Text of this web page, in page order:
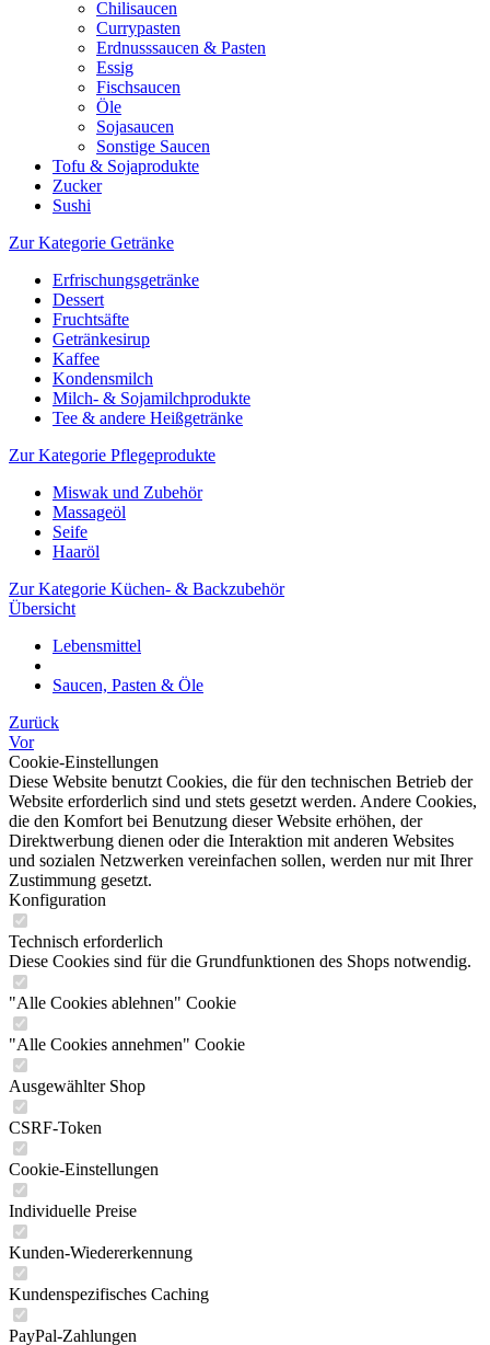
Chilisaucen
Currypasten
Erdnusssaucen & Pasten
Essig
Fischsaucen
Öle
Sojasaucen
Sonstige Saucen
Tofu & Sojaprodukte
Zucker
Sushi
Zur Kategorie Getränke
Erfrischungsgetränke
Dessert
Fruchtsäfte
Getränkesirup
Kaffee
Kondensmilch
Milch- & Sojamilchprodukte
Tee & andere Heißgetränke
Zur Kategorie Pflegeprodukte
Miswak und Zubehör
Massageöl
Seife
Haaröl
Zur Kategorie Küchen- & Backzubehör
Übersicht
Lebensmittel
Saucen, Pasten & Öle
Zurück
Vor
Cookie-Einstellungen
Diese Website benutzt Cookies, die für den technischen Betrieb der
Website erforderlich sind und stets gesetzt werden. Andere Cookies,
die den Komfort bei Benutzung dieser Website erhöhen, der
Direktwerbung dienen oder die Interaktion mit anderen Websites
und sozialen Netzwerken vereinfachen sollen, werden nur mit Ihrer
Zustimmung gesetzt.
Konfiguration
Technisch erforderlich
Diese Cookies sind für die Grundfunktionen des Shops notwendig.
"Alle Cookies ablehnen" Cookie
"Alle Cookies annehmen" Cookie
Ausgewählter Shop
CSRF-Token
Cookie-Einstellungen
Individuelle Preise
Kunden-Wiedererkennung
Kundenspezifisches Caching
PayPal-Zahlungen